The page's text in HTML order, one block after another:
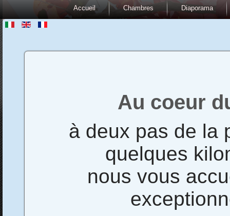
Accueil Chambres Diaporama
Au coeur
à deux pas de la
quelques
nous vous